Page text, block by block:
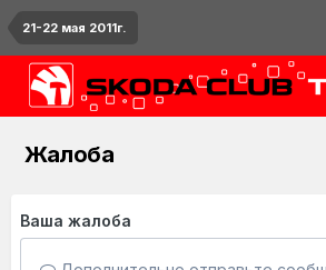
21-22 мая 2011г.
Жалоба
Ваша жалоба